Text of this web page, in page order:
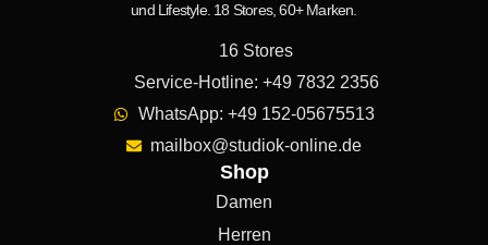
und Lifestyle. 18 Stores, 60+ Marken.
16 Stores
Service-Hotline: +49 7832 2356
WhatsApp: +49 152-05675513
mailbox@studiok-online.de
Shop
Damen
Herren